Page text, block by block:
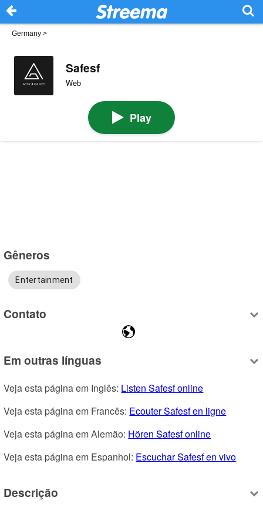
Germany >
Safesf
Web
Play
Gêneros
Entertainment
Contato
Em outras línguas
Veja esta página em Inglês: Listen Safesf online
Veja esta página em Francês: Ecouter Safesf en ligne
Veja esta página em Alemão: Hören Safesf online
Veja esta página em Espanhol: Escuchar Safesf en vivo
Descrição